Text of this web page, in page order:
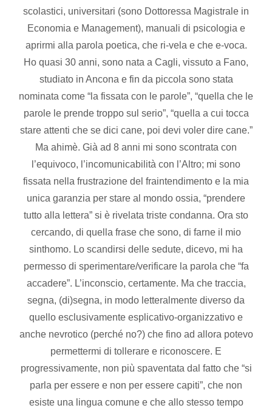
scolastici, universitari (sono Dottoressa Magistrale in
Economia e Management), manuali di psicologia e
aprirmi alla parola poetica, che ri-vela e che e-voca.
Ho quasi 30 anni, sono nata a Cagli, vissuto a Fano,
studiato in Ancona e fin da piccola sono stata
nominata come “la fissata con le parole”, “quella che le
parole le prende troppo sul serio”, “quella a cui tocca
stare attenti che se dici cane, poi devi voler dire cane.”
Ma ahimè. Già ad 8 anni mi sono scontrata con
l’equivoco, l’incomunicabilità con l’Altro; mi sono
fissata nella frustrazione del fraintendimento e la mia
unica garanzia per stare al mondo ossia, “prendere
tutto alla lettera” si è rivelata triste condanna. Ora sto
cercando, di quella frase che sono, di farne il mio
sinthomo. Lo scandirsi delle sedute, dicevo, mi ha
permesso di sperimentare/verificare la parola che “fa
accadere”. L’inconscio, certamente. Ma che traccia,
segna, (di)segna, in modo letteralmente diverso da
quello esclusivamente esplicativo-organizzativo e
anche nevrotico (perché no?) che fino ad allora potevo
permettermi di tollerare e riconoscere. E
progressivamente, non più spaventata dal fatto che “si
parla per essere e non per essere capiti”, che non
esiste una lingua comune e che allo stesso tempo